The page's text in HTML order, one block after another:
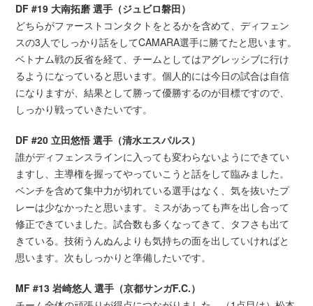
DF #19 大南拓磨 選手（ジュビロ磐田）
どちらがファーストコンタクトをとるかを含めて、ディフェン
スの3人でしっかり話をしてCAMARA選手に勝てたと思います。
ベトナム戦の反省を経て、チームとしてはアグレッシブに行け
るようになっていると思います。個人的には今日の試合は自信
になりますが、結果として勝って優勝するのが目標ですので、
しっかり戦っていきたいです。
DF #20 立田悠悟 選手（清水エスパルス）
誰がディフェンスラインに入っても変わらないようにできてい
ますし、主導権を握ってやっていこうと話をして臨みました。
ベンチを含めて集中力が切れている選手はなく、気を抜いたプ
レーは少なかったと思います。ミスがあっても声を出し合って
修正できていました。試合数も多くなってきて、タフさも出て
きている。技術うんぬんよりも気持ちの面を出していければと
思います。次もしっかりと準備したいです。
MF #13 岩崎悠人 選手（京都サンガF.C.）